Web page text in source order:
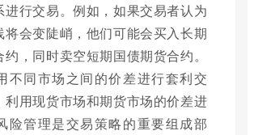
进行交易。例如，如果交易者认为
将会变陡峭，他们可能会买入长期
，同时卖空短期国债期货合约。
不同市场之间的价差进行套利交
利用现货市场和期货市场的价差进
险管理是交易策略的重要组成部